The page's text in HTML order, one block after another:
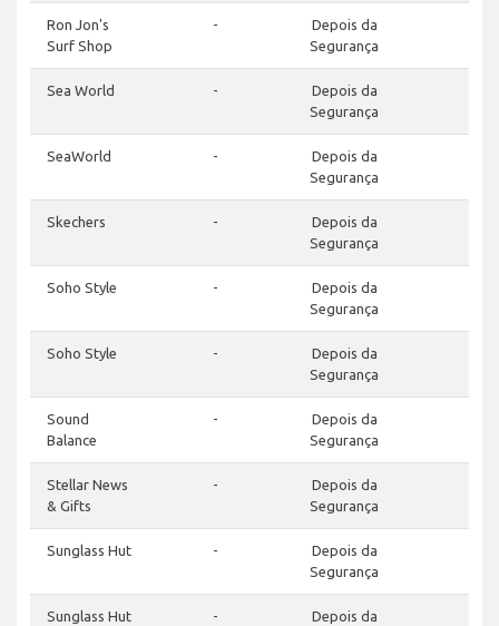
Ron Jon's
Surf Shop
-
Depois da
Segurança
Sea World -
Depois da
Segurança
SeaWorld -
Depois da
Segurança
Skechers -
Depois da
Segurança
Soho Style -
Depois da
Segurança
Soho Style -
Depois da
Segurança
Sound
Balance
-
Depois da
Segurança
Stellar News
& Gifts
-
Depois da
Segurança
Sunglass Hut -
Depois da
Segurança
Sunglass Hut -
Depois da